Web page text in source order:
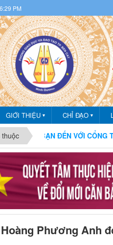
PM
GIỚI THIỆU ▼ CHỈ ĐẠO ▼
ĐẾN VỚI CỔNG THÔNG TIN
Phương Anh